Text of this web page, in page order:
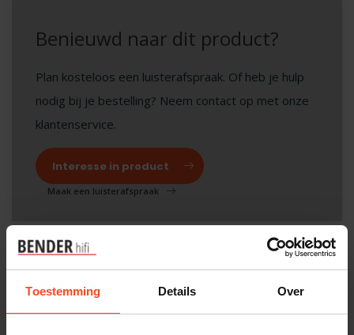
Toestemming Details Over
Benieuwd naar dit product?
Plan kosteloos een luisterafspraak. Of heb je hulp
nodig bij je bestelling? Neem contact op met onze
klantenservice.
Interesse in product
Maak een luisterafspraak
Productomschrijving
Reviews